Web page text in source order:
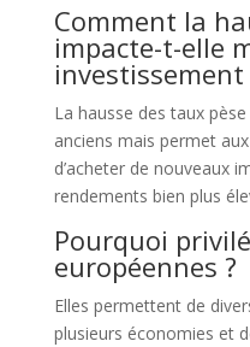
Comment la
impacte-t-elle
investissement
La hausse des taux
anciens mais permet
d’acheter de nouveaux
rendements bien plus
Pourquoi
européennes ?
Elles permettent de
plusieurs économies et